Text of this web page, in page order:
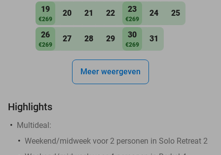
19
€269
20 21 22 23
€269
24 25
26
€269
27 28 29 30
€269
31
Meer weergeven
Highlights
Multideal:
Weekend/midweek voor 2 personen in Solo Retreat 2